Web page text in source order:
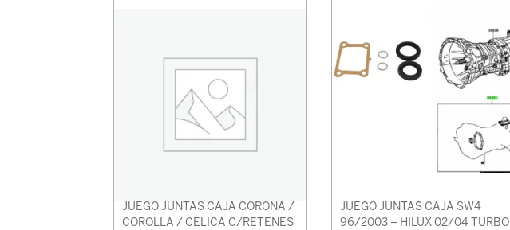
JUEGO JUNTAS CAJA CORONA /
COROLLA / CELICA C/RETENES
JUEGO JUNTAS CAJA SW4
96/2003 – HILUX 02/04 TURBO